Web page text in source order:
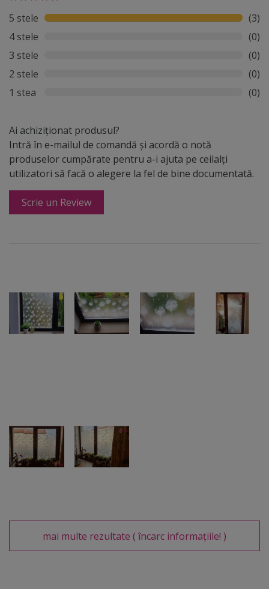
5 stele
(3)
4 stele
(0)
3 stele
(0)
2 stele
(0)
1 stea
(0)
Ai achiziționat produsul?
Intră în e-mailul de comandă și acordă o notă
produselor cumpărate pentru a-i ajuta pe ceilalți
utilizatori să facă o alegere la fel de bine documentată.
Scrie un Review
mai multe rezultate ( încarc informațiile! )